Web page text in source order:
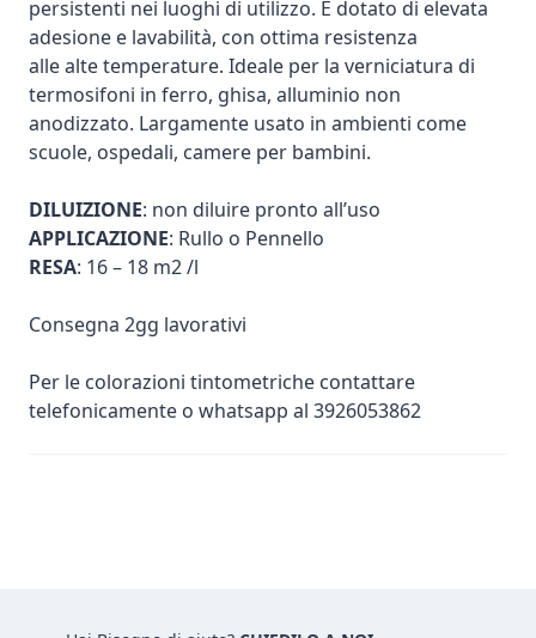
persistenti nei luoghi di utilizzo. È dotato di elevata
adesione e lavabilità, con ottima resistenza
alle alte temperature. Ideale per la verniciatura di
termosifoni in ferro, ghisa, alluminio non
anodizzato. Largamente usato in ambienti come
scuole, ospedali, camere per bambini.
DILUIZIONE: non diluire pronto all’uso
APPLICAZIONE: Rullo o Pennello
RESA: 16 – 18 m2 /l
Consegna 2gg lavorativi
Per le colorazioni tintometriche contattare
telefonicamente o whatsapp al 3926053862